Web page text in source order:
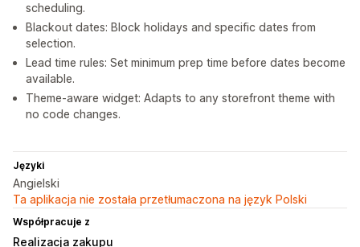
scheduling.
Blackout dates: Block holidays and specific dates from
selection.
Lead time rules: Set minimum prep time before dates become
available.
Theme-aware widget: Adapts to any storefront theme with
no code changes.
Języki
Angielski
Ta aplikacja nie została przetłumaczona na język Polski
Współpracuje z
Realizacja zakupu